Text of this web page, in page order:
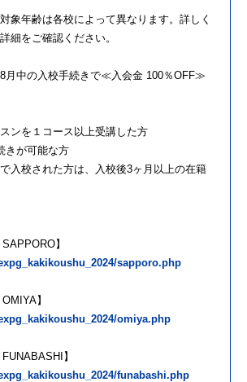
象年齢は各校によって異なります。詳しく
細をご確認ください。
月中の入校手続きで≪入会金 100％OFF≫
ンを１コース以上受講した方
きが可能な方
入校された方は、入校後3ヶ月以上の在籍
】
sapporo.php
】
omiya.php
】
funabashi.php